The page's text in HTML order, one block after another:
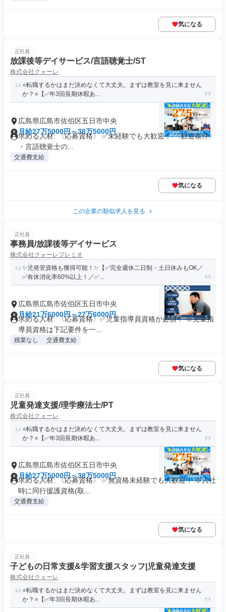
気になる
正社員
放課後等デイサービス/言語聴覚士/ST
株式会社クォーレ
⭐️転職するかはまだ決めなくて大丈夫。まずは教室を見に来ません
か？⭐️【✅年3回長期休暇あ...
広島県広島市佐伯区五日市中央
月給27万5000円～38万5000円
求める人材: 〈応募資格〉 ✅️未経験でも大歓迎！ 〈歓迎条件〉
・言語聴覚士の...
交通費支給
気になる
この企業の類似求人を見る
正社員
事務員/放課後等デイサービス
株式会社クォーレプレミオ
✨児発管資格も獲得可能！✨【✅完全週休二日制・土日休みもOK／
✅有休消化率60%以上！／✅...
広島県広島市佐伯区五日市中央
月給21万6000円～27万6000円
求める人材: 〈応募資格〉✅️児童指導員資格が必須！ ※児童指
導員資格は下記要件を一...
残業なし 交通費支給
気になる
正社員
児童発達支援/理学療法士/PT
株式会社クォーレ
⭐️転職するかはまだ決めなくて大丈夫。まずは教室を見に来ません
か？⭐️【✅年3回長期休暇あ...
広島県広島市佐伯区五日市中央
月給27万5000円～38万5000円
求める人材: 〈応募資格〉 ✅️無資格未経験でも大歓迎！ ※入社
時に同行援護資格(取...
交通費支給
気になる
正社員
子どもの日常支援&学習支援スタッフ|児童発達支援
株式会社クォーレ
⭐️転職するかはまだ決めなくて大丈夫。まずは教室を見に来ません
か？⭐️【✅年3回長期休暇あ...